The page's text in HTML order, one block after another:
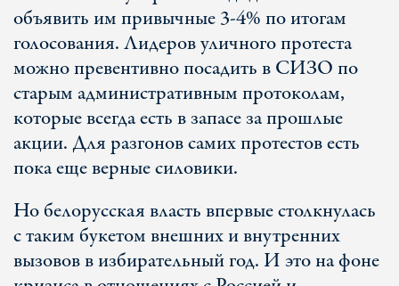
объявить им привычные 3-4% по итогам
голосования. Лидеров уличного протеста
можно превентивно посадить в СИЗО по
старым административным протоколам,
которые всегда есть в запасе за прошлые
акции. Для разгонов самих протестов есть
пока еще верные силовики.
Но белорусская власть впервые столкнулась
с таким букетом внешних и внутренних
вызовов в избирательный год. И это на фоне